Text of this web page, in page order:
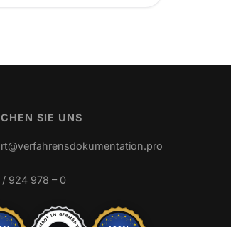
SIE UNS
/ 924 978 – 0
MADE IN GERMANY